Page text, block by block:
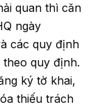
quan thì căn
ngày
các quy định
quy định.
ký tờ khai,
thiếu trách